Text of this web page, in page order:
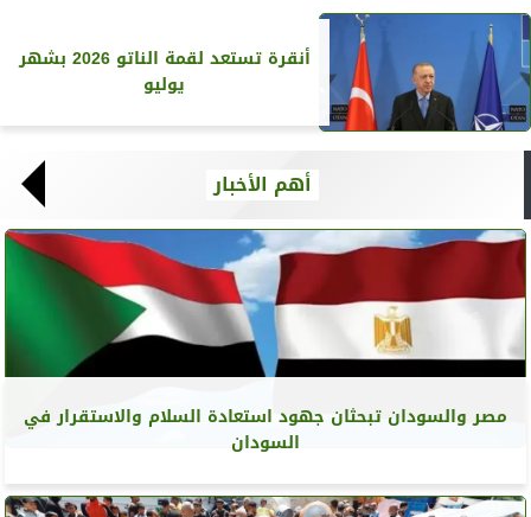
أنقرة تستعد لقمة الناتو 2026 بشهر
يوليو
أهم الأخبار
مصر والسودان تبحثان جهود استعادة السلام والاستقرار في
السودان